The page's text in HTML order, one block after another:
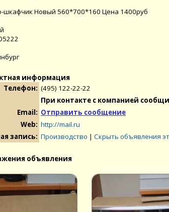
шкафчик Новый 560*700*160 Цена 1400руб
информация
Телефон: (495) 122-22-22
При контакте с компанией
Email: Отправить сообщение
Web: http://mail.ru
запись: Производство | Скрыть объявления
объявления